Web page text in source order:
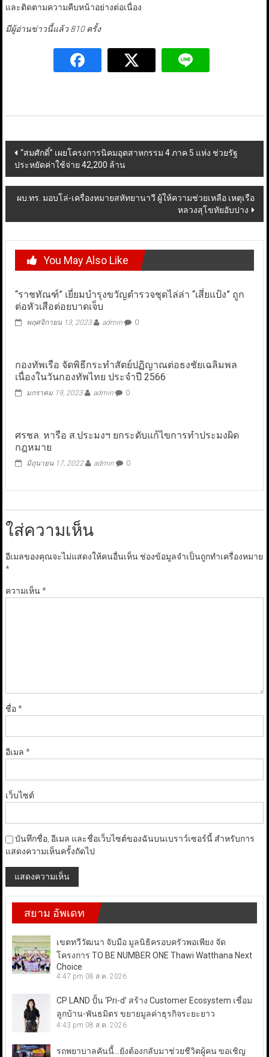
และติดตามความคืบหน้าอย่างต่อเนื่อง
มีผู้อ่านข่าวนี้แล้ว 810 ครั้ง
Post
navigation
“สมศักดิ์” เผยโครงการนิคมอุตสาหกรรม 4 ภาค 5 แห่ง ช่วยรัฐ
ประหยัดค่าใช้จ่าย 42,200 ล้าน
ผบ.ทร. มอบโล่-เครื่องหมายสหัทยานาวี ผู้ให้ความช่วยเหลือ เหตุเรือ
หลวงสุโขทัยอับปาง
You May Also Like
“ราชทัณฑ์” เยี่ยมบำรุงขวัญตำรวจชุดไล่ล่า “เสี่ยแป้ง” ถูก
ต่อหัวเสือต่อยบาดเจ็บ
พฤศจิกายน 13, 2023 admin 0
กองทัพเรือ จัดพิธีกระทำสัตย์ปฏิญาณต่อธงชัยเฉลิมพล
เนื่องในวันกองทัพไทย ประจำปี 2566
มกราคม 19, 2023 admin 0
ศรชล. หารือ ส.ประมงฯ ยกระดับแก้ไขการทำประมงผิด
กฎหมาย
มิถุนายน 17, 2022 admin 0
ใส่ความเห็น
อีเมลของคุณจะไม่แสดงให้คนอื่นเห็น ช่องข้อมูลจำเป็นถูกทำเครื่องหมาย
*
ความเห็น*
ชื่อ*
อีเมล *
เว็บไซต์
บันทึกชื่อ, อีเมล และชื่อเว็บไซต์ของฉันบนเบราว์เซอร์นี้ สำหรับการ
แสดงความเห็นครั้งถัดไป
สยาม อัพเดท
เขตทวีวัฒนา จับมือ มูลนิธิครอบครัวพอเพียง จัด
โครงการ TO BE NUMBER ONE Thawi Watthana Next
Choice
4:47 pm 08 ส.ค. 2026
CP LAND ปั้น ‘Pri-d’ สร้าง Customer Ecosystem เชื่อม
ลูกบ้าน-พันธมิตร ขยายมูลค่าธุรกิจระยะยาว
4:43 pm 08 ส.ค. 2026
รถพยาบาลคันนี้…ยังต้องกลับมาช่วยชีวิตผู้คน ขอเชิญ